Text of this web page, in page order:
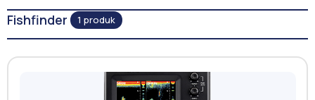
Fishfinder 1 produk